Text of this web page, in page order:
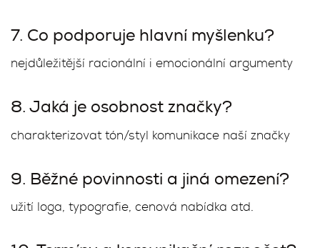
7. Co podporuje hlavní myšlenku?
nejdůležitější racionální i emocionální argumenty
8. Jaká je osobnost značky?
charakterizovat tón/styl komunikace naší značky
9. Běžné povinnosti a jiná omezení?
užití loga, typografie, cenová nabídka atd.